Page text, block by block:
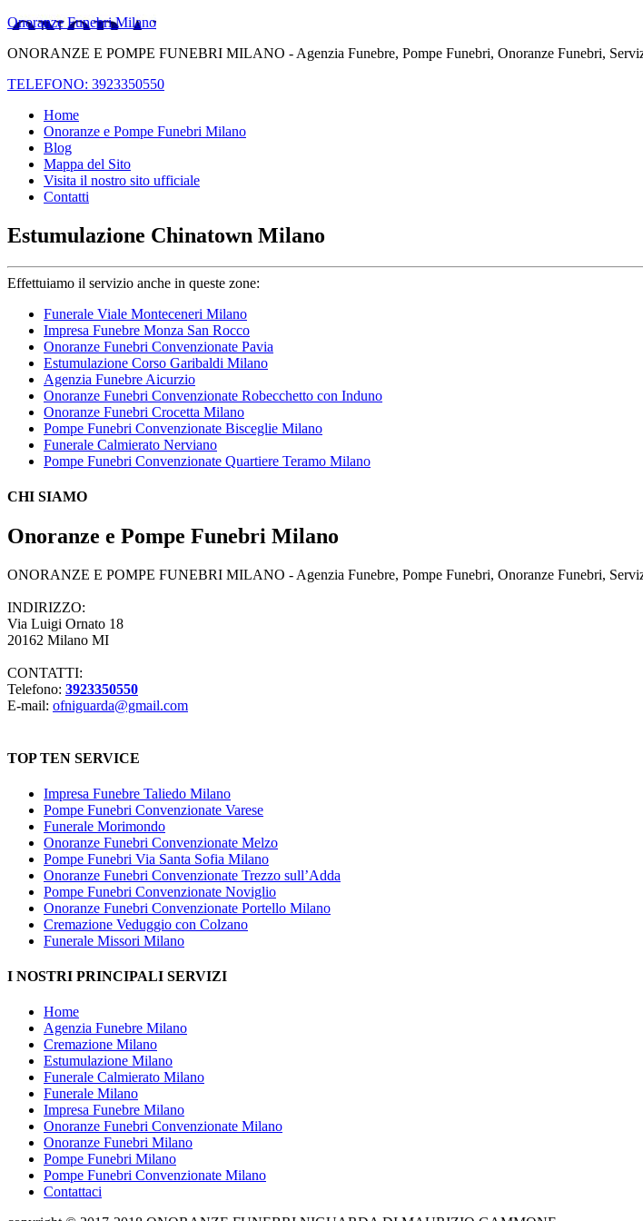
Onoranze Funebri Milano
ONORANZE E POMPE FUNEBRI MILANO - Agenzia Funebre, Pompe Funebri, Onoranze Funebri,
TELEFONO: 3923350550
Home
Onoranze e Pompe Funebri Milano
Blog
Mappa del Sito
Visita il nostro sito ufficiale
Contatti
Estumulazione Chinatown Milano
Effettuiamo il servizio anche in queste zone:
Funerale Viale Monteceneri Milano
Impresa Funebre Monza San Rocco
Onoranze Funebri Convenzionate Pavia
Estumulazione Corso Garibaldi Milano
Agenzia Funebre Aicurzio
Onoranze Funebri Convenzionate Robecchetto con Induno
Onoranze Funebri Crocetta Milano
Pompe Funebri Convenzionate Bisceglie Milano
Funerale Calmierato Nerviano
Pompe Funebri Convenzionate Quartiere Teramo Milano
CHI SIAMO
Onoranze e Pompe Funebri Milano
ONORANZE E POMPE FUNEBRI MILANO - Agenzia Funebre, Pompe Funebri, Onoranze Funebri,
INDIRIZZO:
Via Luigi Ornato 18
20162 Milano MI
CONTATTI:
Telefono: 3923350550
E-mail: ofniguarda@gmail.com
TOP TEN SERVICE
Impresa Funebre Taliedo Milano
Pompe Funebri Convenzionate Varese
Funerale Morimondo
Onoranze Funebri Convenzionate Melzo
Pompe Funebri Via Santa Sofia Milano
Onoranze Funebri Convenzionate Trezzo sull’Adda
Pompe Funebri Convenzionate Noviglio
Onoranze Funebri Convenzionate Portello Milano
Cremazione Veduggio con Colzano
Funerale Missori Milano
I NOSTRI PRINCIPALI SERVIZI
Home
Agenzia Funebre Milano
Cremazione Milano
Estumulazione Milano
Funerale Calmierato Milano
Funerale Milano
Impresa Funebre Milano
Onoranze Funebri Convenzionate Milano
Onoranze Funebri Milano
Pompe Funebri Milano
Pompe Funebri Convenzionate Milano
Contattaci